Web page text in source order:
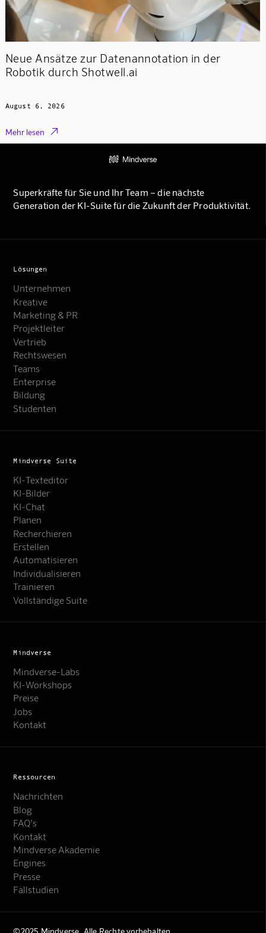
Online · KI-Assistent
Mindverse
Neue Ansätze zur Datenannotation in der
Robotik durch Shotwell.ai
August 6, 2026
Mehr lesen 
Superkräfte für Sie und Ihr Team – die nächste
Generation der KI-Suite für die Zukunft der Produktivität.
Lösungen
Unternehmen
Kreative
Marketing & PR
Projektleiter
Vertrieb
Rechtswesen
Teams
Enterprise
Bildung
Studenten
Mindverse Suite
KI-Texteditor
KI-Bilder
KI-Chat
Planen
Recherchieren
Erstellen
Automatisieren
Individualisieren
Trainieren
Vollständige Suite
Mindverse
Mindverse-Labs
KI-Workshops
Preise
Jobs
Kontakt
Ressourcen
Nachrichten
Blog
FAQ's
Kontakt
Mindverse Akademie
Engines
Presse
Fallstudien